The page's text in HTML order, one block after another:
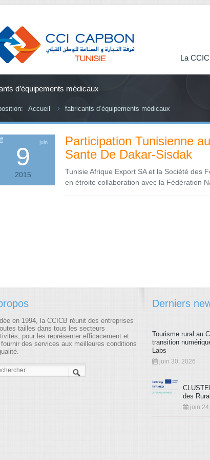
La
d’équipements médicaux
Accueil fabricants d’équipements médicaux
9 juin
2015
Participation Tunisienne
Sante De Dakar-Sisdak
Tunisie Afrique Export SA et la Société des
en étroite collaboration avec la Fédération
en 1994, la CCICB réunit des entreprises
tailles dans tous les secteurs
pour les représenter efficacement et
fournir des services aux meilleures conditions
Derniers
Tourisme rural au
transition
Labs
juin 30, 2026
des
juin